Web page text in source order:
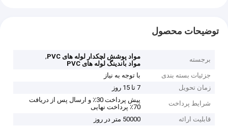
توضیحات محصول
برجسته مواد پوشش لچکدار لوله های PVC
,
مواد باندینگ لوله های PVC
جزئیات بسته بندی
با توجه به نیاز
زمان تحویل
7 تا 15 روز
شرایط پرداخت
پیش پرداخت 30٪ و ارسال پس از دریافت
70٪ پرداخت نهایی
قابلیت ارائه
50000 متر در روز